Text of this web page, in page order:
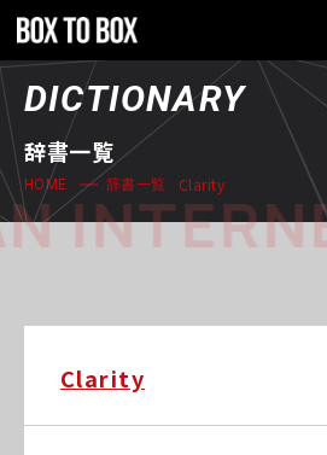
DICTIONARY
辞書一覧
HOME 辞書一覧 Clarity
Clarity